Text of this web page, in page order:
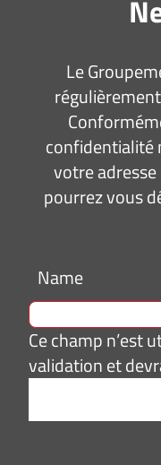
Le
confidentialité
votre
pourrez vous
Name
Ce champ n’est
validation et
e-